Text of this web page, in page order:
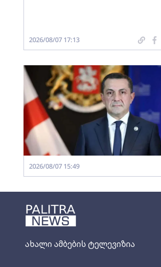
ახალი ამბების ტელევიზია
2026/08/07 17:13
2026/08/07 15:49